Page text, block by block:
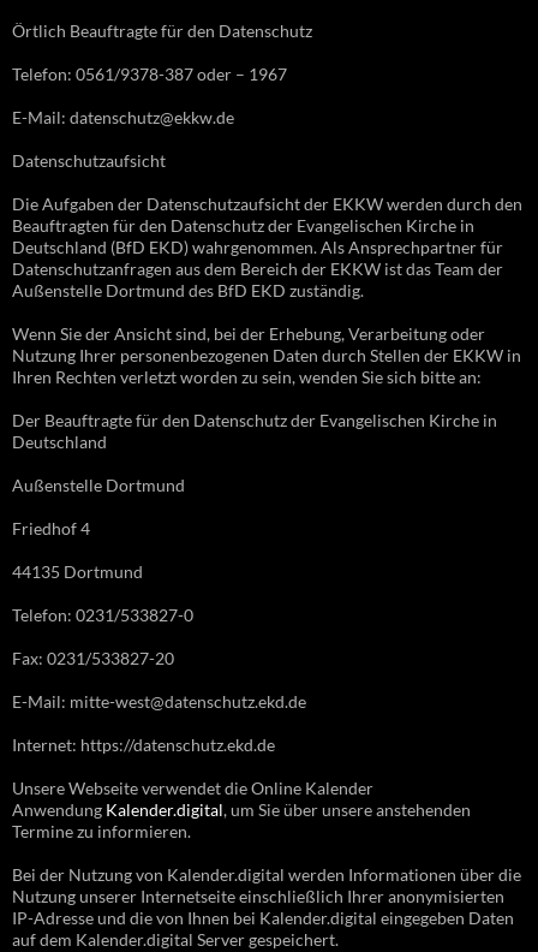
Örtlich Beauftragte für den Datenschutz
Telefon: 0561/9378-387 oder – 1967
E-Mail: datenschutz@ekkw.de
Datenschutzaufsicht
Die Aufgaben der Datenschutzaufsicht der EKKW werden durch den
Beauftragten für den Datenschutz der Evangelischen Kirche in
Deutschland (BfD EKD) wahrgenommen. Als Ansprechpartner für
Datenschutzanfragen aus dem Bereich der EKKW ist das Team der
Außenstelle Dortmund des BfD EKD zuständig.
Wenn Sie der Ansicht sind, bei der Erhebung, Verarbeitung oder
Nutzung Ihrer personenbezogenen Daten durch Stellen der EKKW in
Ihren Rechten verletzt worden zu sein, wenden Sie sich bitte an:
Der Beauftragte für den Datenschutz der Evangelischen Kirche in
Deutschland
Außenstelle Dortmund
Friedhof 4
44135 Dortmund
Telefon: 0231/533827-0
Fax: 0231/533827-20
E-Mail: mitte-west@datenschutz.ekd.de
Internet: https://datenschutz.ekd.de
Unsere Webseite verwendet die Online Kalender
Anwendung Kalender.digital, um Sie über unsere anstehenden
Termine zu informieren.
Bei der Nutzung von Kalender.digital werden Informationen über die
Nutzung unserer Internetseite einschließlich Ihrer anonymisierten
IP-Adresse und die von Ihnen bei Kalender.digital eingegeben Daten
auf dem Kalender.digital Server gespeichert.